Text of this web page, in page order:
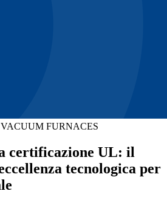
FURNACES
certificazione UL: il
tecnologica per